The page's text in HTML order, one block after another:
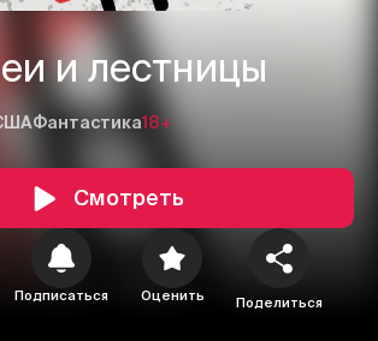
и лестницы
Фантастика18+
Смотреть
Подписаться Оценить Поделиться
1 2 3